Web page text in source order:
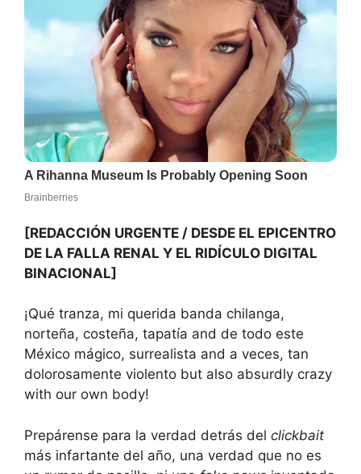
[REDACCIÓN URGENTE / DESDE EL EPICENTRO
DE LA FALLA RENAL Y EL RIDÍCULO DIGITAL
BINACIONAL]
¡Qué tranza, mi querida banda chilanga,
norteña, costeña, tapatía and de todo este
México mágico, surrealista and a veces, tan
dolorosamente violento but also absurdly crazy
with our own body!
Prepárense para la verdad detrás del clickbait
más infartante del año, una verdad que no es